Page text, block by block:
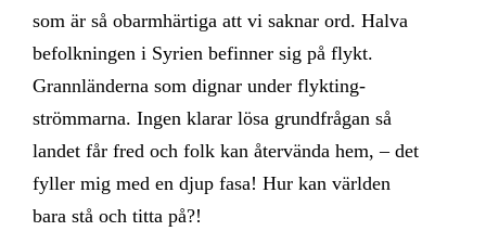
som är så obarmhärtiga att vi saknar ord. Halva
befolkningen i Syrien befinner sig på flykt.
Grannländerna som dignar under flykting-
strömmarna. Ingen klarar lösa grundfrågan så
landet får fred och folk kan återvända hem, – det
fyller mig med en djup fasa! Hur kan världen
bara stå och titta på?!